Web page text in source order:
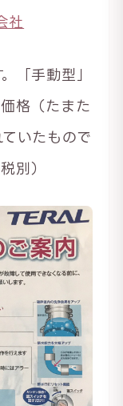
社
「手動型」
格（たまた
いたもので
別）